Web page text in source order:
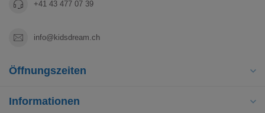
+41 43 477 07 39
info@kidsdream.ch
Öffnungszeiten
Informationen